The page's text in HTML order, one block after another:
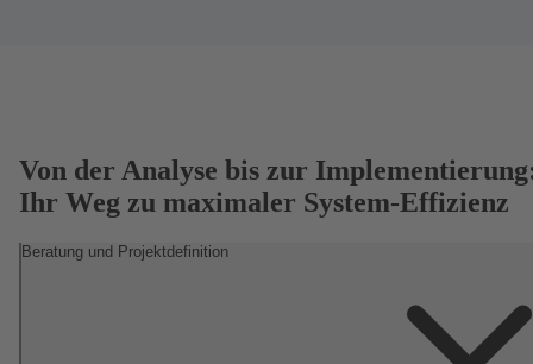
Von der Analyse bis zur
Ihr Weg zu maximaler System-Effizienz
Beratung und Projektdefinition